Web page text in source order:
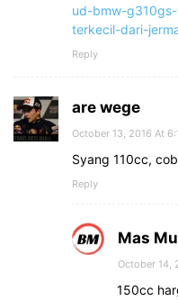
ud-bmw-
terkecil-dari-
Reply
are wege
October 13, 2016 At
Syang 110cc,
Reply
Mas
October 14,
150cc